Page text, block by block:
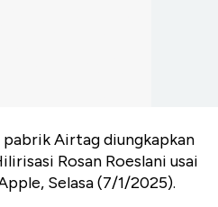
pabrik Airtag diungkapkan
Rosan Roeslani usai
Selasa (7/1/2025).